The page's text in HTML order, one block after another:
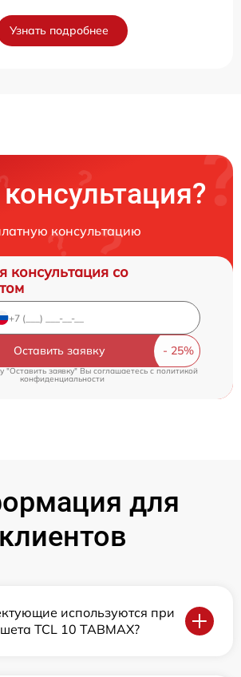
Узнать подробнее
консультацию
консультация со
Оставить заявку
"Оставить заявку" Вы соглашаетесь c политикой
конфиденциальности
для
клиентов
используются при
TCL 10 TABMAX?